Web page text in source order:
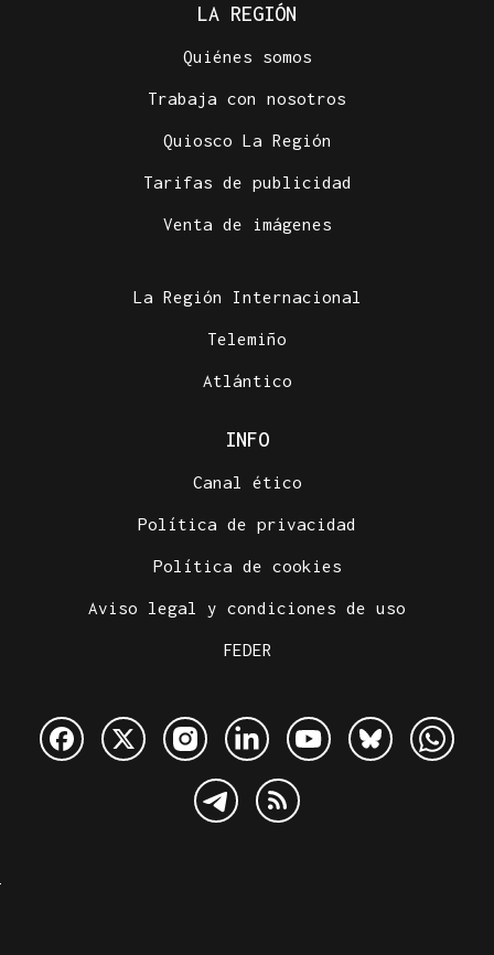
LA REGIÓN
Quiénes somos
Trabaja con nosotros
Quiosco La Región
Tarifas de publicidad
Venta de imágenes
La Región Internacional
Telemiño
Atlántico
INFO
Canal ético
Política de privacidad
Política de cookies
Aviso legal y condiciones de uso
FEDER